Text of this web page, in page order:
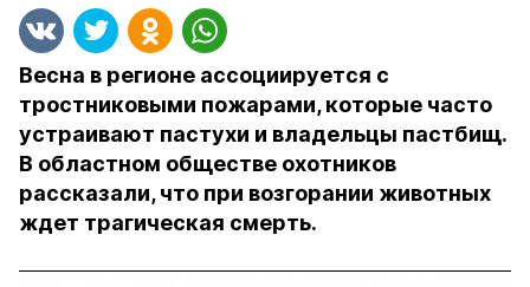
Весна в регионе ассоциируется с
тростниковыми пожарами, которые часто
устраивают пастухи и владельцы пастбищ.
В областном обществе охотников
рассказали, что при возгорании животных
ждет трагическая смерть.